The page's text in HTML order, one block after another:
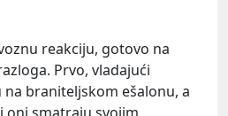
reakciju, gotovo na
Prvo, vladajući
braniteljskom ešalonu, a